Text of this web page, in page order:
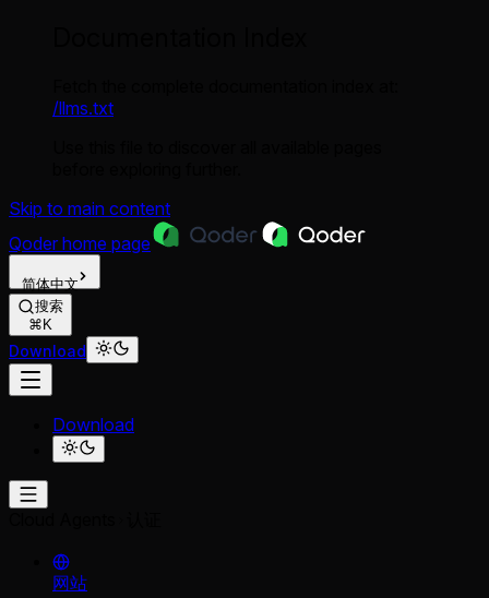
/llms.txt
Skip to main content
Qoder home page
简体中文
搜索
⌘K
Download
Download
网站